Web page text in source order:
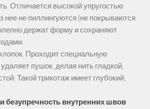
Отличается высокой упругостью
нее не пиллингуются (не покрываются
держат форму и сохраняют
Проходит специальную
пушок, делая нить гладкой,
Такой трикотаж имеет глубокий,
безупречность внутренних швов